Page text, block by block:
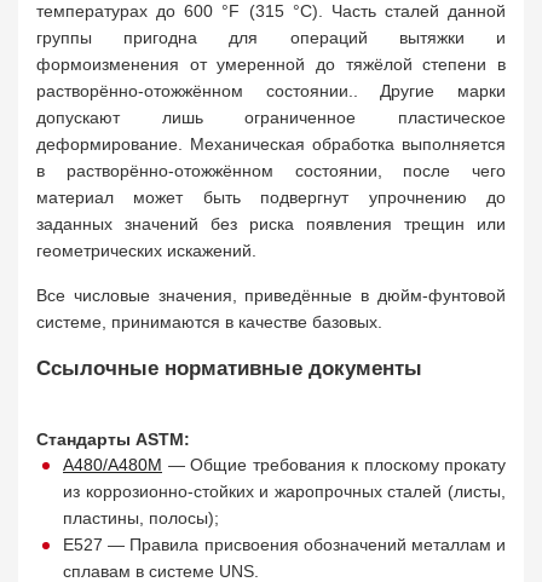
температурах до 600 °F (315 °C). Часть сталей данной
группы пригодна для операций вытяжки и
формоизменения от умеренной до тяжёлой степени в
растворённо-отожжённом состоянии.. Другие марки
допускают лишь ограниченное пластическое
деформирование. Механическая обработка выполняется
в растворённо-отожжённом состоянии, после чего
материал может быть подвергнут упрочнению до
заданных значений без риска появления трещин или
геометрических искажений.
Все числовые значения, приведённые в дюйм-фунтовой
системе, принимаются в качестве базовых.
Ссылочные нормативные документы
Стандарты ASTM:
A480/A480M — Общие требования к плоскому прокату
из коррозионно-стойких и жаропрочных сталей (листы,
пластины, полосы);
E527 — Правила присвоения обозначений металлам и
сплавам в системе UNS.